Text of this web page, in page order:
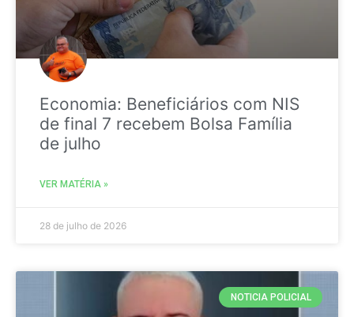
Economia: Beneficiários com NIS
de final 7 recebem Bolsa Família
de julho
VER MATÉRIA »
28 de julho de 2026
NOTICIA POLICIAL